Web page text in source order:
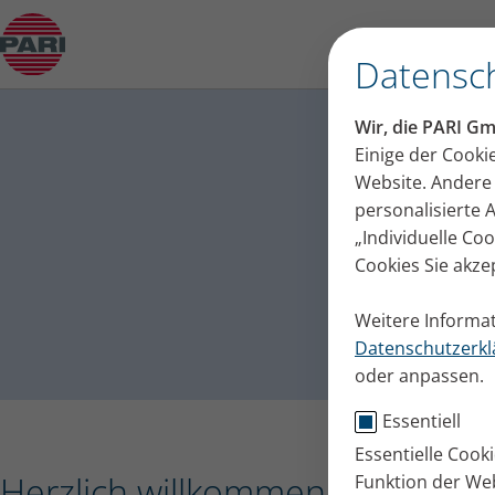
Wir, die PARI
Einige der
Website.
personalisierte
„Individuelle
Cookies Sie
Weitere
oder anpassen.
Essentiell
Essentielle
Funktion der
Presseinfo – PARI erhält die Auszeichnung
PARI